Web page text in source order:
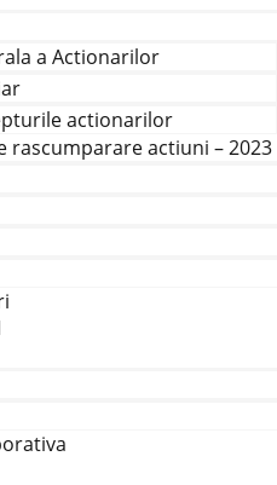
a Actionarilor
actionarilor
rascumparare actiuni – 2023